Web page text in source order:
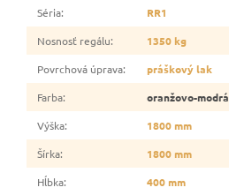
Séria:
RR1
Nosnosť regálu:
1350 kg
Povrchová úprava:
práškový lak
Farba:
oranžovo-modrá
Výška:
1800 mm
Šírka:
1800 mm
Hĺbka:
400 mm